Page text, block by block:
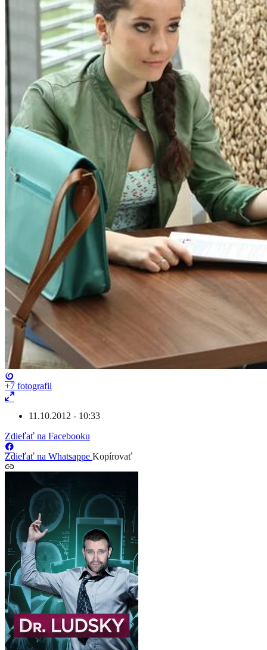
+7 fotografii
11.10.2012 - 10:33
Zdieľať na Facebooku
Zdieľať na Whatsappe Kopírovať